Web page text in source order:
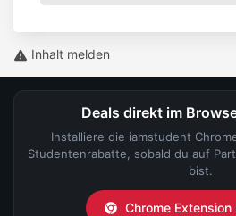
Inhalt melden
Deals direkt im
Installiere die iamstudent
Studentenrabatte, sobald du auf
bist.
Chrome Extension